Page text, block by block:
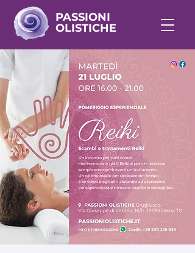
PASSIONI
OLISTICHE